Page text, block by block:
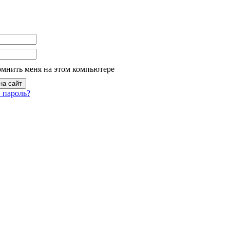
меня на этом компьютере